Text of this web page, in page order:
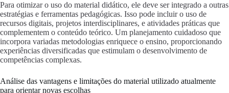
Para otimizar o uso do material didático, ele deve ser integrado a outras
estratégias e ferramentas pedagógicas. Isso pode incluir o uso de
recursos digitais, projetos interdisciplinares, e atividades práticas que
complementem o conteúdo teórico. Um planejamento cuidadoso que
incorpora variadas metodologias enriquece o ensino, proporcionando
experiências diversificadas que estimulam o desenvolvimento de
competências complexas.
Análise das vantagens e limitações do material utilizado atualmente
para orientar novas escolhas